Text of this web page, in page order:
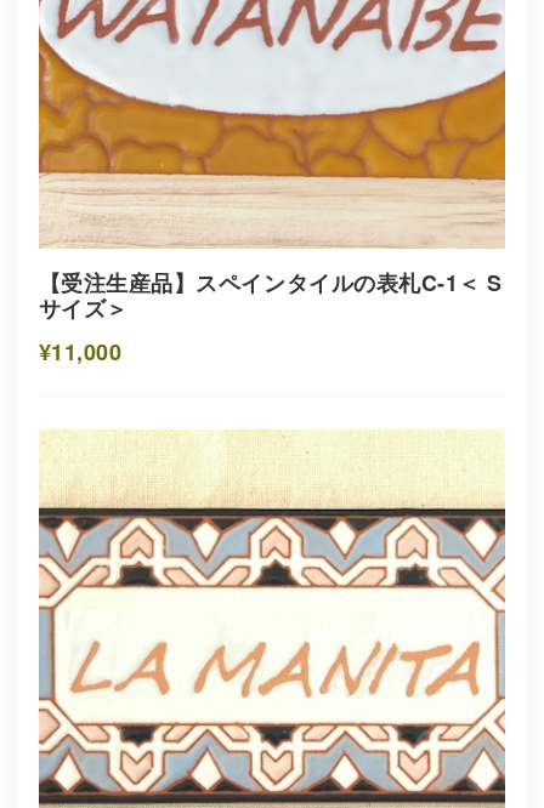
【受注生産品】スペインタイルの表札C-1＜ S
サイズ＞
¥11,000